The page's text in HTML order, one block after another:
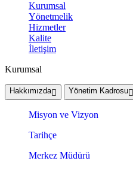
Kurumsal
Yönetmelik
Hizmetler
Kalite
İletişim
Kurumsal
Hakkımızda Yönetim Kadrosu
Misyon ve Vizyon
Tarihçe
Merkez Müdürü